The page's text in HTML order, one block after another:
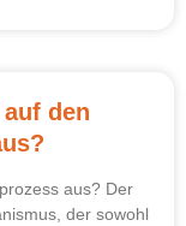
den
aus? Der
der sowohl